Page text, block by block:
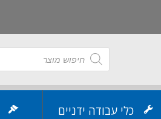
כלי עבודה ידניים